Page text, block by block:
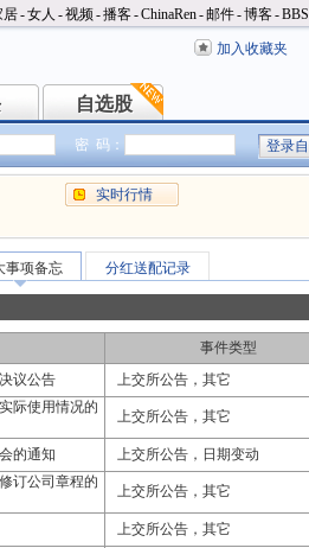
居-女人 -视频-播客-ChinaRen-邮件-博客-BBS
加入收藏夹
自选股
自选股
密 码：
实时行情
事项备忘 分红送配记录
事件类型
议公告 上交所公告，其它
际使用情况的
上交所公告，其它
的通知 上交所公告，日期变动
订公司章程的
上交所公告，其它
上交所公告，其它